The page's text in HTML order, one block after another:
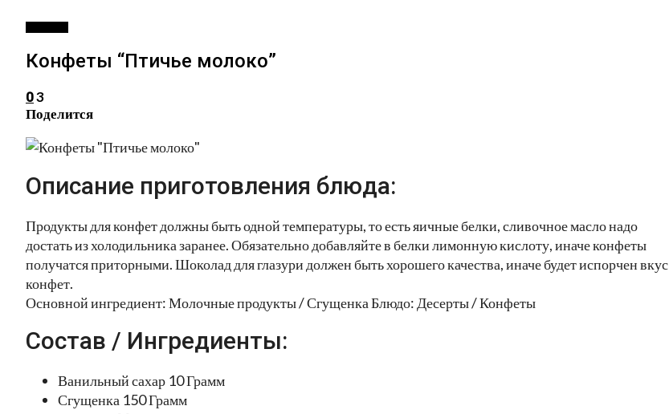
Конфеты “Птичье молоко”
03
Поделится
Описание приготовления блюда:
Продукты для конфет должны быть одной температуры, то есть яичные белки, сливочное масло надо
достать из холодильника заранее. Обязательно добавляйте в белки лимонную кислоту, иначе конфеты
получатся приторными. Шоколад для глазури должен быть хорошего качества, иначе будет испорчен вкус
конфет.
Основной ингредиент: Молочные продукты / Сгущенка Блюдо: Десерты / Конфеты
Состав / Ингредиенты:
Ванильный сахар 10 Грамм
Сгущенка 150 Грамм